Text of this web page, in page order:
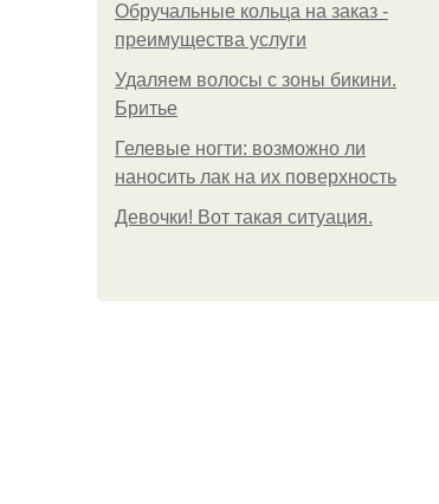
Обручальные кольца на заказ -
преимущества услуги
Удаляем волосы с зоны бикини.
Бритье
Гелевые ногти: возможно ли
наносить лак на их поверхность
Девочки! Вот такая ситуация.